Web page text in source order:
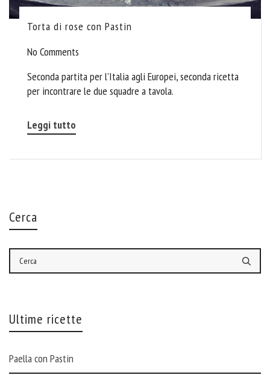
Torta di rose con Pastin
No Comments
Seconda partita per l’Italia agli Europei, seconda ricetta
per incontrare le due squadre a tavola.
Leggi tutto
Cerca
Ultime ricette
Paella con Pastin